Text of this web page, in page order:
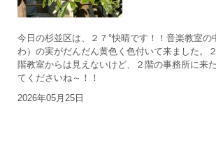
今日の杉並区は、２７°快晴です！！音楽教室の
わ）の実がだんだん黄色く色付いて来ました。
階教室からは見えないけど、２階の事務所に来
てくださいね～！！
2026年05月25日